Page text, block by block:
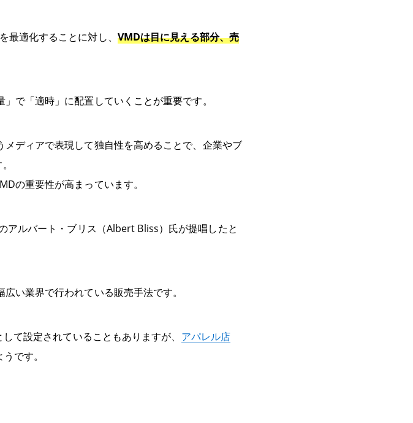
適化することに対し、 VMDは目に見える部分、売
で「適時」に配置していくことが重要です。
ディアで表現して独自性を高めることで、企業やブ
の重要性が高まっています。
アルバート・ブリス（Albert Bliss）氏が提唱したと
い業界で行われている販売手法です。
て設定されていることもありますが、 アパレル店
です。